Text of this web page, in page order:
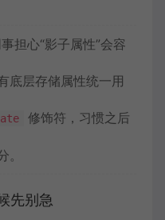
担心“影子属性”会容
底层存储属性统一用
修饰符，习惯之后
先别急